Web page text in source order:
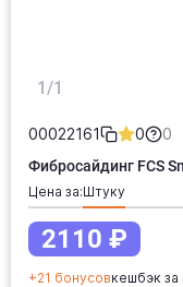
1/1
00022161 0 0
Фибросайдинг FCS
Цена за: штуку
2110 ₽
+21 бонусовкешбэк за